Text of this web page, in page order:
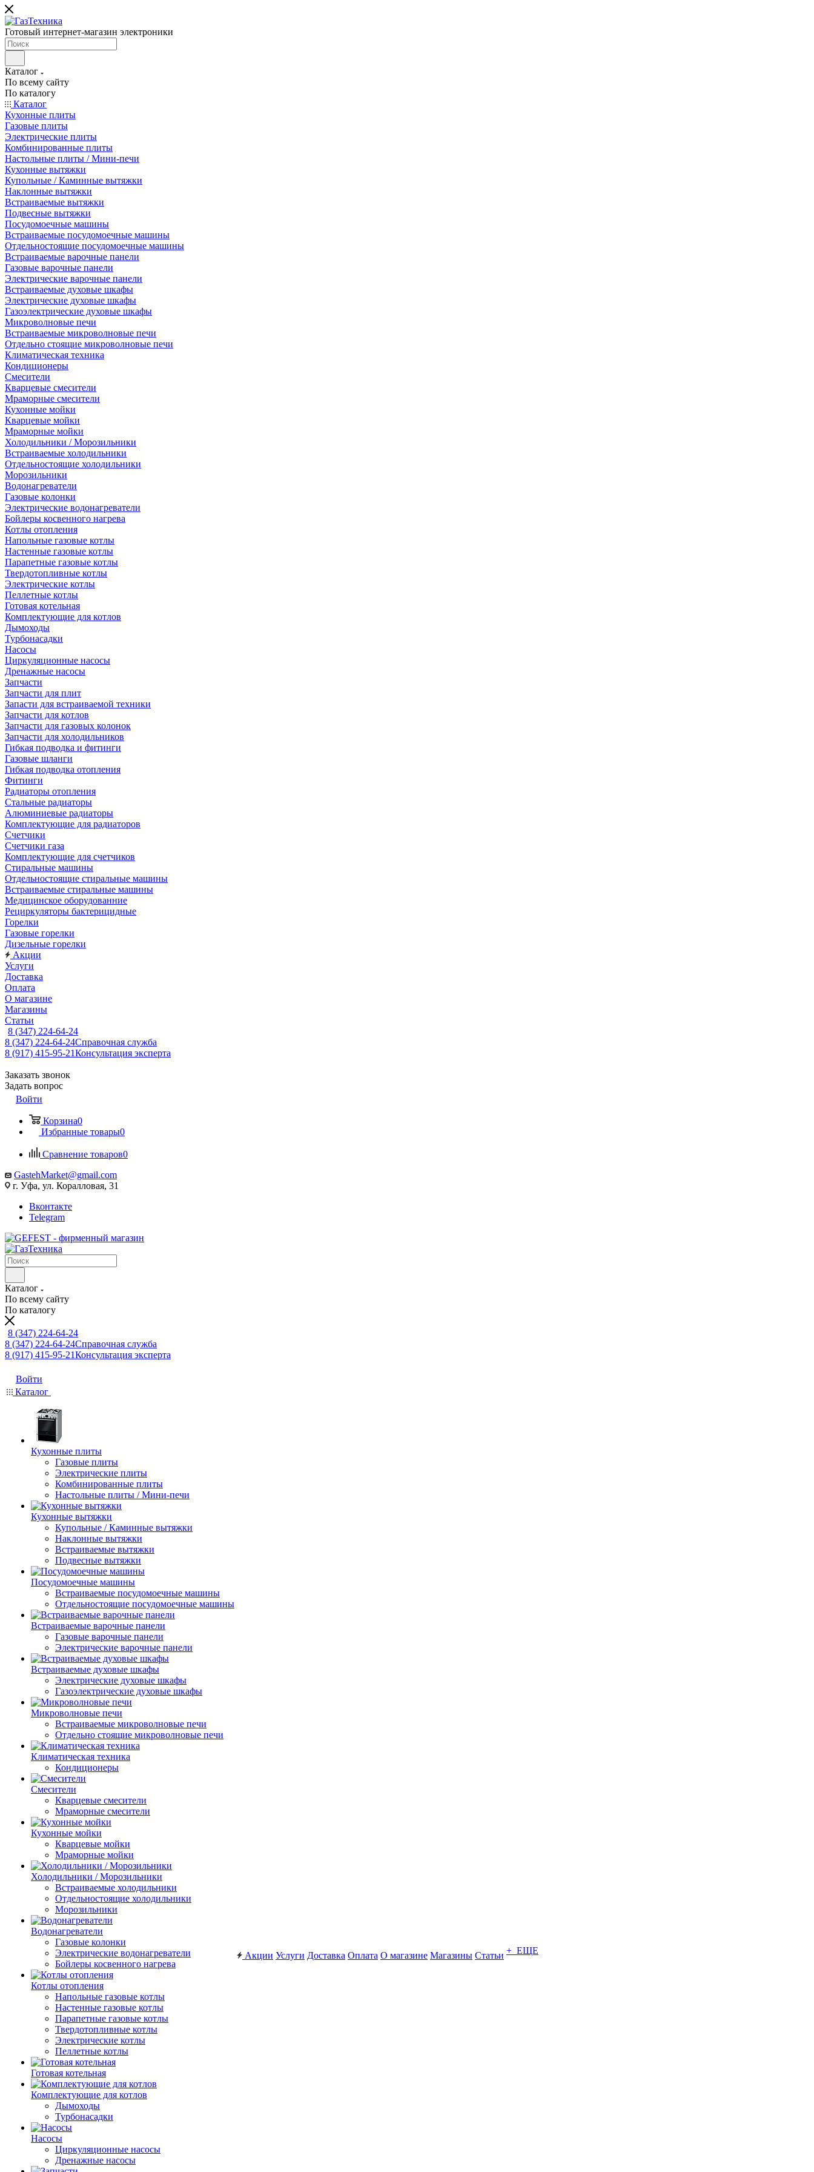
Готовый интернет-магазин электроники
Каталог
По всему сайту
По каталогу
Каталог
Кухонные плиты
Газовые плиты
Электрические плиты
Комбинированные плиты
Настольные плиты / Мини-печи
Кухонные вытяжки
Купольные / Каминные вытяжки
Наклонные вытяжки
Встраиваемые вытяжки
Подвесные вытяжки
Посудомоечные машины
Встраиваемые посудомоечные машины
Отдельностоящие посудомоечные машины
Встраиваемые варочные панели
Газовые варочные панели
Электрические варочные панели
Встраиваемые духовые шкафы
Электрические духовые шкафы
Газоэлектрические духовые шкафы
Микроволновые печи
Встраиваемые микроволновые печи
Отдельно стоящие микроволновые печи
Климатическая техника
Кондиционеры
Смесители
Кварцевые смесители
Мраморные смесители
Кухонные мойки
Кварцевые мойки
Мраморные мойки
Холодильники / Морозильники
Встраиваемые холодильники
Отдельностоящие холодильники
Морозильники
Водонагреватели
Газовые колонки
Электрические водонагреватели
Бойлеры косвенного нагрева
Котлы отопления
Напольные газовые котлы
Настенные газовые котлы
Парапетные газовые котлы
Твердотопливные котлы
Электрические котлы
Пеллетные котлы
Готовая котельная
Комплектующие для котлов
Дымоходы
Турбонасадки
Насосы
Циркуляционные насосы
Дренажные насосы
Запчасти
Запчасти для плит
Запасти для встраиваемой техники
Запчасти для котлов
Запчасти для газовых колонок
Запчасти для холодильников
Гибкая подводка и фитинги
Газовые шланги
Гибкая подводка отопления
Фитинги
Радиаторы отопления
Стальные радиаторы
Алюминиевые радиаторы
Комплектующие для радиаторов
Счетчики
Счетчики газа
Комплектующие для счетчиков
Стиральные машины
Отдельностоящие стиральные машины
Встраиваемые стиральные машины
Медицинское оборудованние
Рециркуляторы бактерицидные
Горелки
Газовые горелки
Дизельные горелки
Акции
Услуги
Доставка
Оплата
О магазине
Магазины
Статьи
8 (347) 224-64-24
8 (347) 224-64-24Справочная служба
8 (917) 415-95-21Консультация эксперта
Заказать звонок
Задать вопрос
Войти
Корзина0
Избранные товары0
Сравнение товаров0
GastehMarket@gmail.com
г. Уфа, ул. Коралловая, 31
Вконтакте
Telegram
Каталог
По всему сайту
По каталогу
8 (347) 224-64-24
8 (347) 224-64-24Справочная служба
8 (917) 415-95-21Консультация эксперта
Войти
Каталог
Кухонные плиты
Газовые плиты
Электрические плиты
Комбинированные плиты
Настольные плиты / Мини-печи
Кухонные вытяжки
Купольные / Каминные вытяжки
Наклонные вытяжки
Встраиваемые вытяжки
Подвесные вытяжки
Посудомоечные машины
Встраиваемые посудомоечные машины
Отдельностоящие посудомоечные машины
Встраиваемые варочные панели
Газовые варочные панели
Электрические варочные панели
Встраиваемые духовые шкафы
Электрические духовые шкафы
Газоэлектрические духовые шкафы
Микроволновые печи
Встраиваемые микроволновые печи
Отдельно стоящие микроволновые печи
Климатическая техника
Кондиционеры
Смесители
Кварцевые смесители
Мраморные смесители
Кухонные мойки
Кварцевые мойки
Мраморные мойки
Холодильники / Морозильники
Встраиваемые холодильники
Отдельностоящие холодильники
Морозильники
Водонагреватели
Газовые колонки
Электрические водонагреватели
Бойлеры косвенного нагрева
Котлы отопления
Напольные газовые котлы
Настенные газовые котлы
Парапетные газовые котлы
Твердотопливные котлы
Электрические котлы
Пеллетные котлы
Готовая котельная
Комплектующие для котлов
Дымоходы
Турбонасадки
Насосы
Циркуляционные насосы
Дренажные насосы
Акции Услуги Доставка Оплата О магазине Магазины Статьи + ЕЩЕ